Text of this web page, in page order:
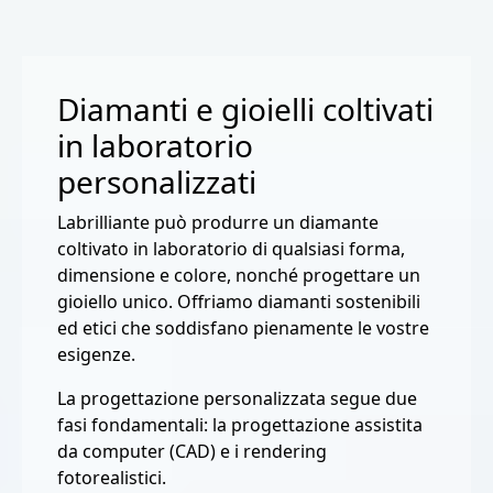
Diamanti e gioielli coltivati
in laboratorio
personalizzati
Labrilliante può produrre un diamante
coltivato in laboratorio di qualsiasi forma,
dimensione e colore, nonché progettare un
gioiello unico. Offriamo diamanti sostenibili
ed etici che soddisfano pienamente le vostre
esigenze.
La progettazione personalizzata segue due
fasi fondamentali: la progettazione assistita
da computer (CAD) e i rendering
fotorealistici.